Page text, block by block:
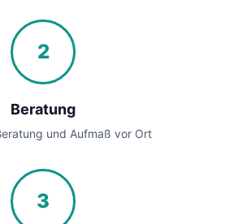
2
Beratung
und Aufmaß vor Ort
3